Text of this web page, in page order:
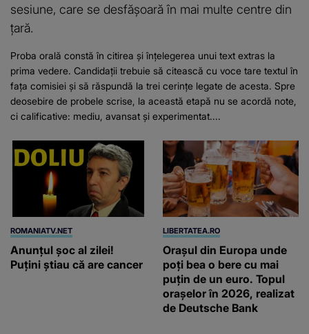
sesiune, care se desfășoară în mai multe centre din
țară.
Proba orală constă în citirea și înțelegerea unui text extras la
prima vedere. Candidații trebuie să citească cu voce tare textul în
fața comisiei și să răspundă la trei cerințe legate de acesta. Spre
deosebire de probele scrise, la această etapă nu se acordă note,
ci calificative: mediu, avansat și experimentat....
ROMANIATV.NET
Anunţul şoc al zilei!
Puţini ştiau că are cancer
LIBERTATEA.RO
Orașul din Europa unde
poți bea o bere cu mai
puțin de un euro. Topul
orașelor în 2026, realizat
de Deutsche Bank